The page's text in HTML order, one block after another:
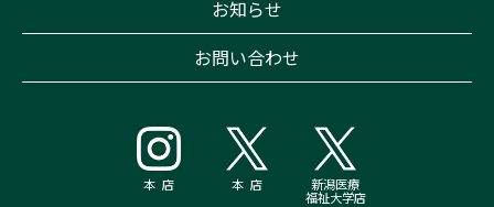
お知らせ
お問い合わせ
本 店 本 店 新潟医療
福祉大学店